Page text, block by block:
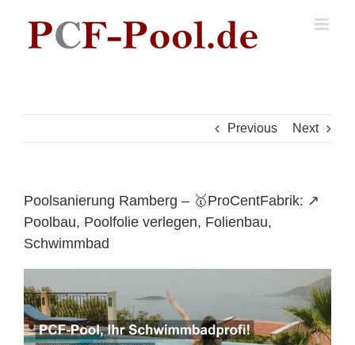
content
Previous Next
Poolsanierung Ramberg – 🥇ProCentFabrik: ↗️
Poolbau, Poolfolie verlegen, Folienbau,
Schwimmbad